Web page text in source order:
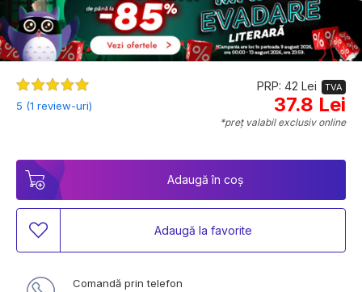
5 (1 review-uri)
PRP: 42 Lei TVA
37.8 Lei
*preț valabil exclusiv online
Adaugă în coș
Adaugă la favorite
Comandă prin telefon